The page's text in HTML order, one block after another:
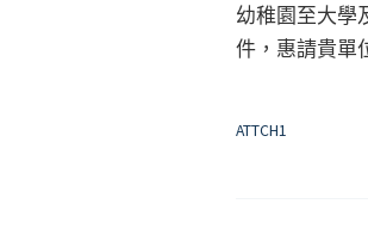
幼稚園至大學
件，惠請貴單
ATTCH1